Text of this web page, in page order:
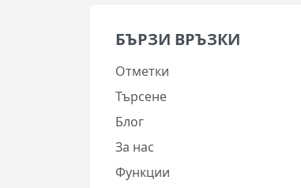
БЪРЗИ ВРЪЗКИ
Отметки
Търсене
Блог
За нас
Функции